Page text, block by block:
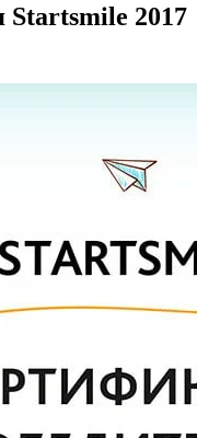
Startsmile 2017